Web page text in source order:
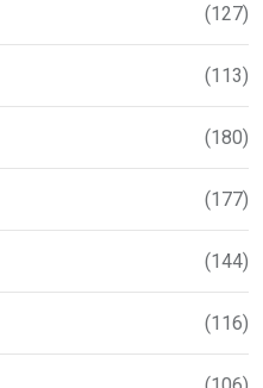
(127)
(113)
(180)
(177)
(144)
(116)